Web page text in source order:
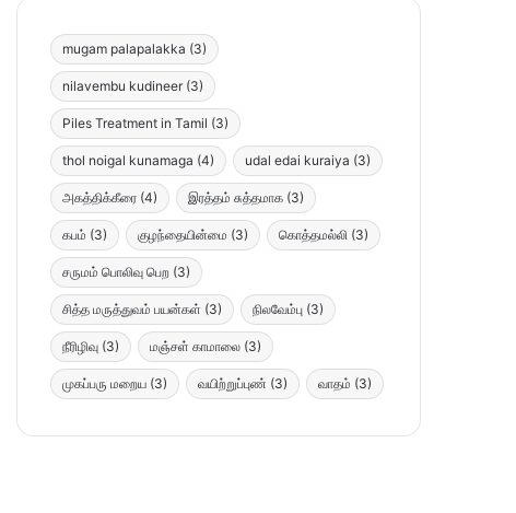
mugam palapalakka (3)
nilavembu kudineer (3)
Piles Treatment in Tamil (3)
thol noigal kunamaga (4) udal edai kuraiya (3)
அகத்திக்கீரை (4) இரத்தம் சுத்தமாக (3)
கபம் (3) குழந்தையின்மை (3) கொத்தமல்லி (3)
சருமம் பொலிவு பெற (3)
சித்த மருத்துவம் பயன்கள் (3) நிலவேம்பு (3)
நீரிழிவு (3) மஞ்சள் காமாலை (3)
முகப்பரு மறைய (3) வயிற்றுப்புண் (3) வாதம் (3)